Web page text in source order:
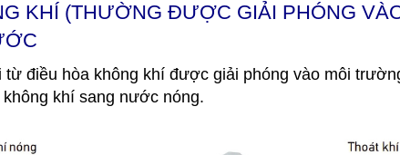
KHÍ (THƯỜNG ĐƯỢC GIẢI PHÓNG
điều hòa không khí được giải phóng vào môi
khí sang nước nóng.